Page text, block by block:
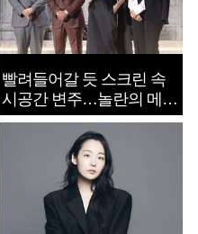
빨려들어갈 듯 스크린 속
시공간 변주…놀란의 메시
지는 ‘전쟁 속죄’